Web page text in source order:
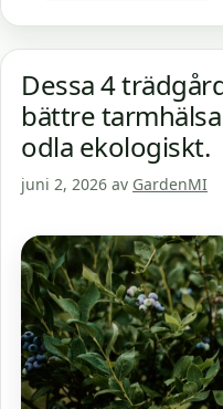
Dessa 4
bättre
odla ekologiskt.
juni 2, 2026 av GardenMI